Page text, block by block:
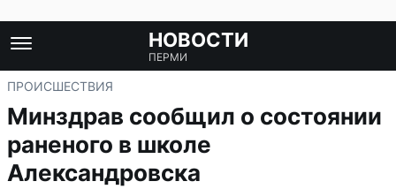
НОВОСТИ
ПЕРМИ
ПРОИСШЕСТВИЯ
Минздрав сообщил о состоянии
раненого в школе
Александровска